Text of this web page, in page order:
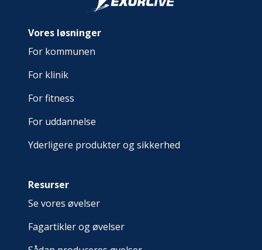
Vores løsninger
For kommunen
For klinik
For fitness
For uddannelse
Yderligere produkter og sikkerhed
Resurser
Se vores øvelser
Fagartikler og øvelser